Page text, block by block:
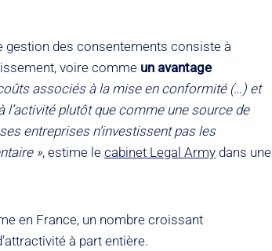
gestion des consentements consiste à
voire comme un avantage
associés à la mise en conformité (…) et
plutôt que comme une source de
entreprises n’investissent pas les
», estime le cabinet Legal Army dans une
en France, un nombre croissant
à part entière.